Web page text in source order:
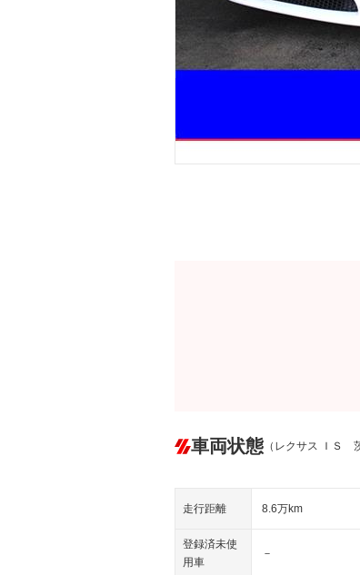
車両状態 （レクサス ＩＳ
走行距離 8.6万km
登録済未使
用車
－